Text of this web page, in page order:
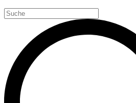
Search
for: